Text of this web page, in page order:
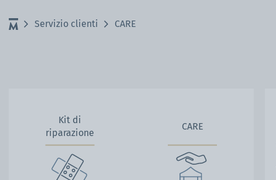
Servizio clienti CARE
Kit di
riparazione
CARE